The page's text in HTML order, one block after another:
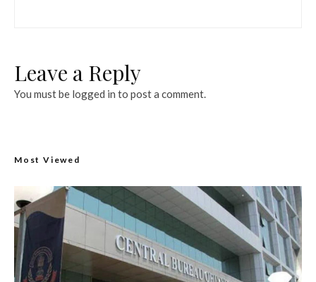
Leave a Reply
You must be logged in to post a comment.
Most Viewed